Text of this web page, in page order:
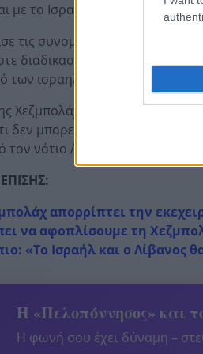
με το Ισραήλ.
τις συνομιλίες
διαδικασία πολιτικής
των ισραηλινών επιχειρήσεων.
Χεζμπολάχ δημιουργεί νέα
δεν μπορεί να υπάρξει
τον νότιο Λίβανο.
απορρίπτει την
να αφοπλίσουμε τη
«Το Ισραήλ και ο Λίβανος
Η «Πελοπόννησος» και
Η φωνή σου έχει δύναμη –